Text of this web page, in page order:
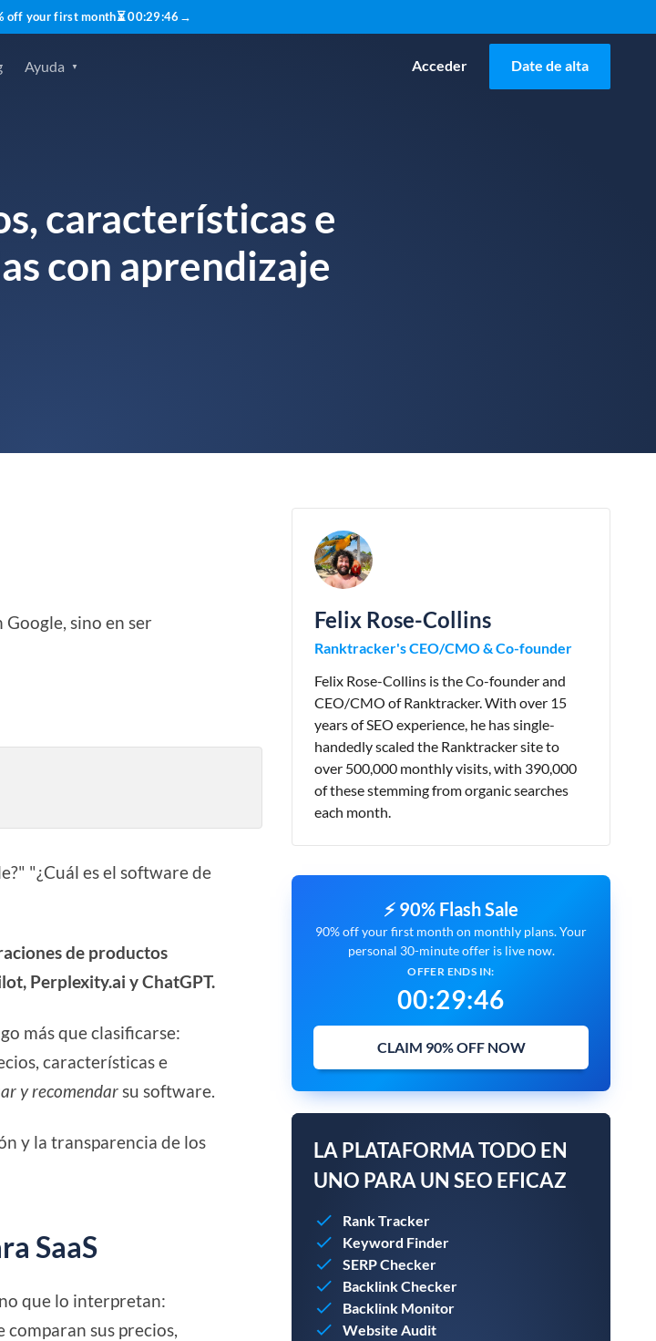
off your first month⏳00:29:45 →
Ayuda Acceder Date de alta
características e
con aprendizaje
sino en ser
"¿Cuál es el software de
de productos
Perplexity.ai y ChatGPT.
más que clasificarse:
características e
y recomendarsu software.
y la transparencia de los
SaaS
que lo interpretan:
sus precios,
Felix Rose-Collins
Ranktracker's CEO/CMO & Co-founder
Felix Rose-Collins is the Co-founder and
CEO/CMO of Ranktracker. With over 15
years of SEO experience, he has single-
handedly scaled the Ranktracker site to
over 500,000 monthly visits, with 390,000
of these stemming from organic searches
each month.
⚡ 90% Flash Sale
90% off your first month on monthly plans. Your
personal 30-minute offer is live now.
OFFER ENDS IN:
00:29:45
CLAIM 90% OFF NOW
LA PLATAFORMA TODO EN
UNO PARA UN SEO EFICAZ
Rank Tracker
Keyword Finder
SERP Checker
Backlink Checker
Backlink Monitor
Website Audit